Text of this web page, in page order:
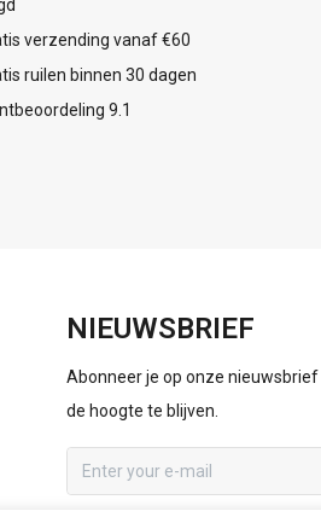
verzending vanaf €60
ruilen binnen 30 dagen
9.1
NIEUWSBRIEF
Abonneer je op onze nieuwsbrief
de hoogte te blijven.